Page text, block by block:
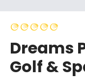
Dreams
Golf &